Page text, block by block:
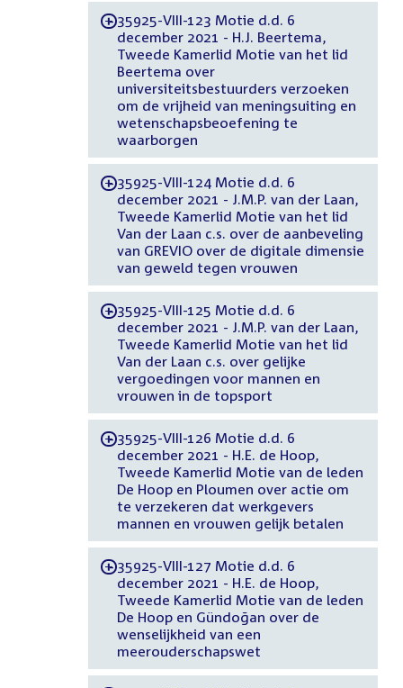
-35925-VIII-123 Motie d.d. 6
december 2021 - H.J. Beertema,
Tweede Kamerlid Motie van het lid
Beertema over
universiteitsbestuurders verzoeken
om de vrijheid van meningsuiting en
wetenschapsbeoefening te
waarborgen
-35925-VIII-124 Motie d.d. 6
december 2021 - J.M.P. van der Laan,
Tweede Kamerlid Motie van het lid
Van der Laan c.s. over de aanbeveling
van GREVIO over de digitale dimensie
van geweld tegen vrouwen
-35925-VIII-125 Motie d.d. 6
december 2021 - J.M.P. van der Laan,
Tweede Kamerlid Motie van het lid
Van der Laan c.s. over gelijke
vergoedingen voor mannen en
vrouwen in de topsport
-35925-VIII-126 Motie d.d. 6
december 2021 - H.E. de Hoop,
Tweede Kamerlid Motie van de leden
De Hoop en Ploumen over actie om
te verzekeren dat werkgevers
mannen en vrouwen gelijk betalen
-35925-VIII-127 Motie d.d. 6
december 2021 - H.E. de Hoop,
Tweede Kamerlid Motie van de leden
De Hoop en Gündoğan over de
wenselijkheid van een
meerouderschapswet